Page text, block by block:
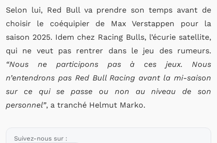
Selon lui, Red Bull va prendre son temps avant de
choisir le coéquipier de Max Verstappen pour la
saison 2025. Idem chez Racing Bulls, l’écurie satellite,
qui ne veut pas rentrer dans le jeu des rumeurs.
“Nous ne participons pas à ces jeux. Nous
n’entendrons pas Red Bull Racing avant la mi-saison
sur ce qui se passe ou non au niveau de son
personnel”, a tranché Helmut Marko.
Suivez-nous sur :